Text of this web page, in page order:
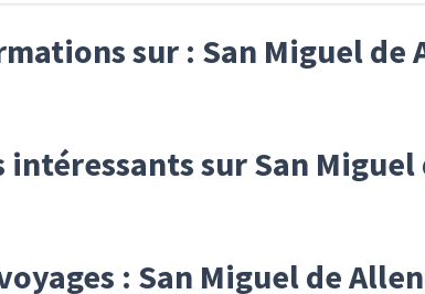
sur : San Miguel de
intéressants sur San Miguel
: San Miguel de